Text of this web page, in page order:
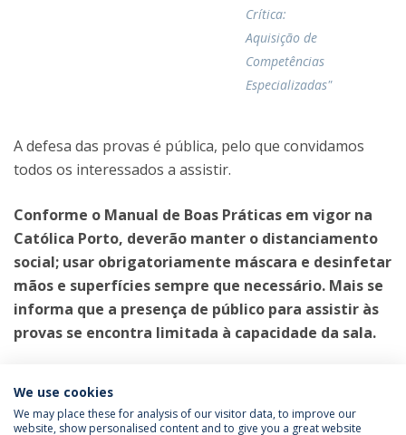
Crítica:
Aquisição de
Competências
Especializadas"
A defesa das provas é pública, pelo que convidamos
todos os interessados a assistir.
Conforme o Manual de Boas Práticas em vigor na
Católica Porto, deverão manter o distanciamento
social; usar obrigatoriamente máscara e desinfetar
mãos e superfícies sempre que necessário. Mais se
informa que a presença de público para assistir às
provas se encontra limitada à capacidade da sala.
Categories:
Mestrado em Enfermagem
Provas Públicas
We use cookies
We may place these for analysis of our visitor data, to improve our
website, show personalised content and to give you a great website